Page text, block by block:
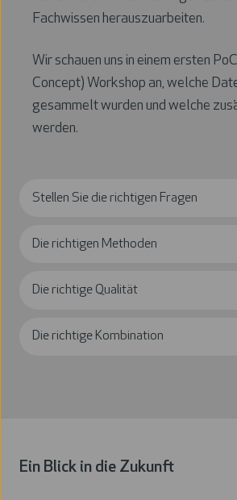
Fachwissen herauszuarbeiten.
Wir schauen uns in einem ersten
Concept) Workshop an, welche
gesammelt wurden und welche
werden.
Stellen Sie die richtigen Fragen
Die richtigen Methoden
Die richtige Qualität
Die richtige Kombination
Ein Blick in die Zukunft